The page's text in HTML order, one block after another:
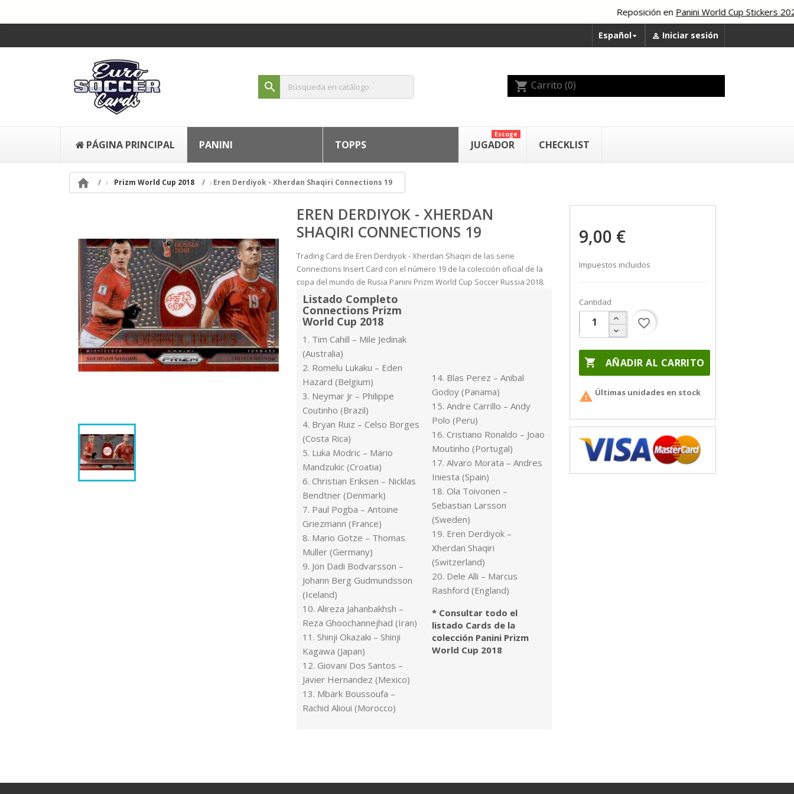
Reposición enPanini World Cup Stickers 2026
Español  Iniciar sesión
search shopping_cart Carrito (0)
PÁGINA PRINCIPAL PANINI TOPPS JUGADOR
Escoge
CHECKLIST
 Prizm World Cup 2018 Eren Derdiyok - Xherdan Shaqiri Connections 19
EREN DERDIYOK - XHERDAN
SHAQIRI CONNECTIONS 19
Trading Card de Eren Derdiyok - Xherdan Shaqiri de las serie
Connections Insert Card con el número 19 de la colección oficial de la
copa del mundo de Rusia Panini Prizm World Cup Soccer Russia 2018.
Listado Completo
Connections Prizm
World Cup 2018
1. Tim Cahill – Mile Jedinak
(Australia)
2. Romelu Lukaku – Eden
Hazard (Belgium)
3. Neymar Jr – Philippe
Coutinho (Brazil)
4. Bryan Ruiz – Celso Borges
(Costa Rica)
5. Luka Modric – Mario
Mandzukic (Croatia)
6. Christian Eriksen – Nicklas
Bendtner (Denmark)
7. Paul Pogba – Antoine
Griezmann (France)
8. Mario Gotze – Thomas
Muller (Germany)
9. Jon Dadi Bodvarsson –
Johann Berg Gudmundsson
(Iceland)
10. Alireza Jahanbakhsh –
Reza Ghoochannejhad (Iran)
11. Shinji Okazaki – Shinji
Kagawa (Japan)
12. Giovani Dos Santos –
Javier Hernandez (Mexico)
13. Mbark Boussoufa –
Rachid Alioui (Morocco)
14. Blas Perez – Anibal
Godoy (Panama)
15. Andre Carrillo – Andy
Polo (Peru)
16. Cristiano Ronaldo – Joao
Moutinho (Portugal)
17. Alvaro Morata – Andres
Iniesta (Spain)
18. Ola Toivonen –
Sebastian Larsson
(Sweden)
19. Eren Derdiyok –
Xherdan Shaqiri
(Switzerland)
20. Dele Alli – Marcus
Rashford (England)
* Consultar todo el
listado Cards de la
colección Panini Prizm
World Cup 2018
9,00 €
Impuestos incluidos
Cantidad
 AÑADIR AL CARRITO
favorite_border
 Últimas unidades en stock